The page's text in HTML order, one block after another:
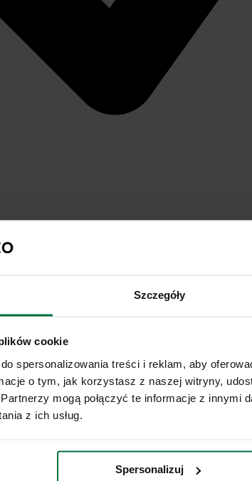
Szczegóły
cookie
spersonalizowania treści i reklam, aby
o tym, jak korzystasz z naszej witryny,
mogą połączyć te informacje z innymi
z ich usług.
Spersonalizuj
danych osobowych w celach marketingowych